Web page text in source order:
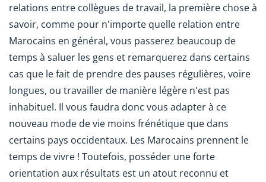
relations entre collègues de travail, la première chose à
savoir, comme pour n'importe quelle relation entre
Marocains en général, vous passerez beaucoup de
temps à saluer les gens et remarquerez dans certains
cas que le fait de prendre des pauses régulières, voire
longues, ou travailler de manière légère n'est pas
inhabituel. Il vous faudra donc vous adapter à ce
nouveau mode de vie moins frénétique que dans
certains pays occidentaux. Les Marocains prennent le
temps de vivre ! Toutefois, posséder une forte
orientation aux résultats est un atout reconnu et